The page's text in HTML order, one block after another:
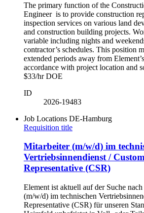
The primary function of the
Engineer is to provide construction
inspection services on various land
and construction building projects.
variable including nights and
contractor’s schedules. This position
extended periods away from
accordance with project location and
$33/hr DOE
ID
2026-19483
Job Locations DE-Hamburg
Requisition title
Mitarbeiter (m/w/d) im
Vertriebsinnendienst /
Representative (CSR)
Element ist aktuell auf der Suche
(m/w/d) im technischen
Representative (CSR) für unseren